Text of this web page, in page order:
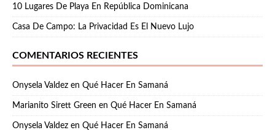
10 Lugares De Playa En República Dominicana
Casa De Campo: La Privacidad Es El Nuevo Lujo
COMENTARIOS RECIENTES
Onysela Valdez en Qué Hacer En Samaná
Marianito Sirett Green en Qué Hacer En Samaná
Onysela Valdez en Qué Hacer En Samaná